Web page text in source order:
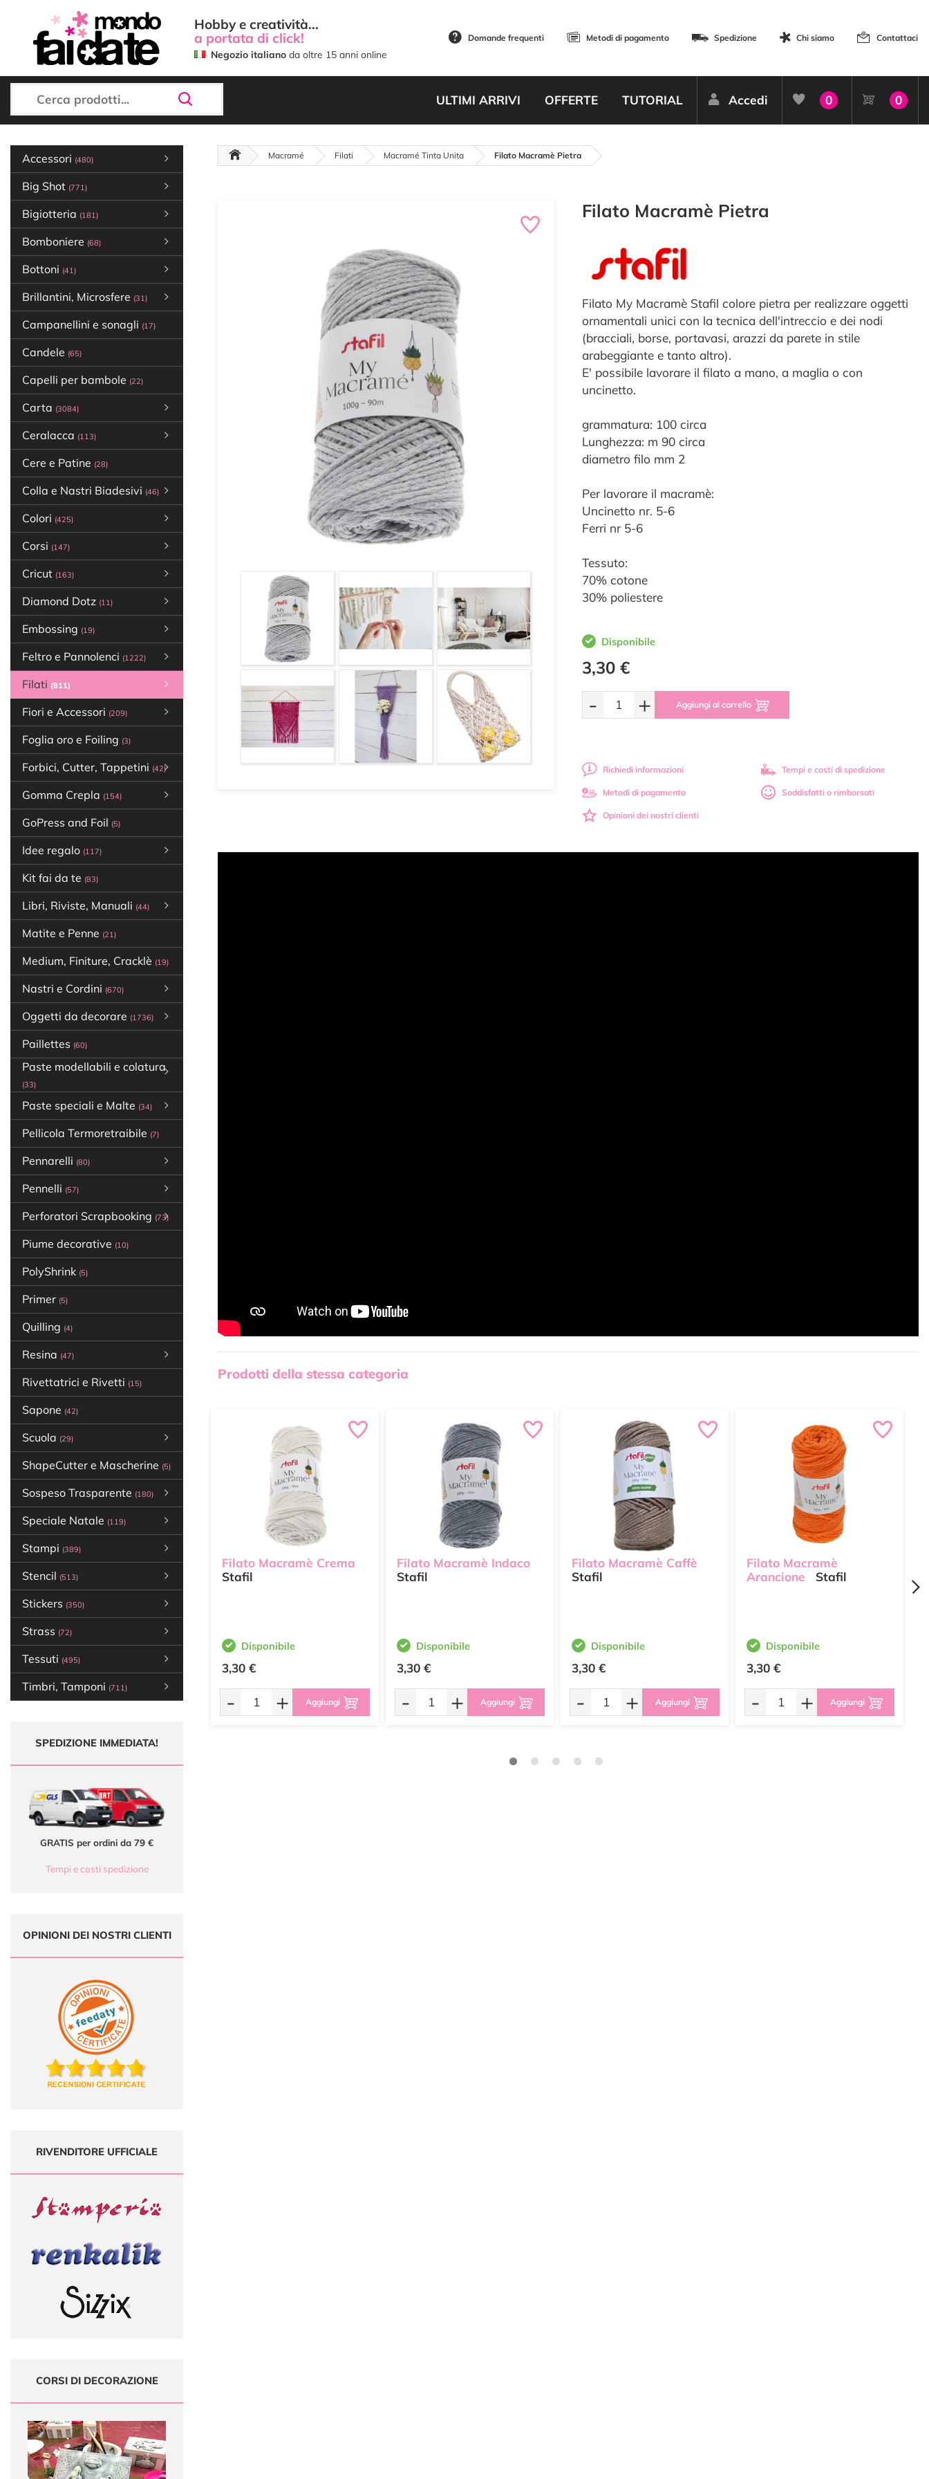
Hobby e creatività...
a portata di click!
Negozio italiano da oltre 15 anni online
Domande frequenti Metodi di pagamento Spedizione Chi siamo Contattaci
ULTIMI ARRIVI OFFERTE TUTORIAL Accedi 0 0
Accessori (480)
Big Shot (771)
Bigiotteria (181)
Bomboniere (68)
Bottoni (41)
Brillantini, Microsfere (31)
Campanellini e sonagli (17)
Candele (65)
Capelli per bambole (22)
Carta (3084)
Ceralacca (113)
Cere e Patine (28)
Colla e Nastri Biadesivi (46)
Colori (425)
Corsi (147)
Cricut (163)
Diamond Dotz (11)
Embossing (19)
Feltro e Pannolenci (1222)
Filati (811)
Fiori e Accessori (209)
Foglia oro e Foiling (3)
Forbici, Cutter, Tappetini (42)
Gomma Crepla (154)
GoPress and Foil (5)
Idee regalo (117)
Kit fai da te (83)
Libri, Riviste, Manuali (44)
Matite e Penne (21)
Medium, Finiture, Cracklè (19)
Nastri e Cordini (670)
Oggetti da decorare (1736)
Paillettes (60)
Paste modellabili e colatura
(33)
Paste speciali e Malte (34)
Pellicola Termoretraibile (7)
Pennarelli (80)
Pennelli (57)
Perforatori Scrapbooking (73)
Piume decorative (10)
PolyShrink (5)
Primer (5)
Quilling (4)
Resina (47)
Rivettatrici e Rivetti (15)
Sapone (42)
Scuola (29)
ShapeCutter e Mascherine (5)
Sospeso Trasparente (180)
Speciale Natale (119)
Stampi (389)
Stencil (513)
Stickers (350)
Strass (72)
Tessuti (495)
Timbri, Tamponi (711)
SPEDIZIONE IMMEDIATA!
GRATIS per ordini da 79 €
Tempi e costi spedizione
OPINIONI DEI NOSTRI CLIENTI
RIVENDITORE UFFICIALE
CORSI DI DECORAZIONE
Macramé Filati Macramé Tinta Unita Filato Macramè Pietra
Filato Macramè Pietra
Filato My Macramè Stafil colore pietra per realizzare oggetti
ornamentali unici con la tecnica dell'intreccio e dei nodi
(bracciali, borse, portavasi, arazzi da parete in stile
arabeggiante e tanto altro).
E' possibile lavorare il filato a mano, a maglia o con
uncinetto.
grammatura: 100 circa
Lunghezza: m 90 circa
diametro filo mm 2
Per lavorare il macramè:
Uncinetto nr. 5-6
Ferri nr 5-6
Tessuto:
70% cotone
30% poliestere
Disponibile
3,30 €
- + Aggiungi al carrello
Richiedi informazioni Tempi e costi di spedizione
Metodi di pagamento Soddisfatti o rimborsati
Opinioni dei nostri clienti
Prodotti della stessa categoria
Filato Macramè Crema
Stafil
Disponibile
3,30 €
- + Aggiungi
Filato Macramè Indaco
Stafil
Disponibile
3,30 €
- + Aggiungi
Filato Macramè Caffè
Stafil
Disponibile
3,30 €
- + Aggiungi
Filato Macramè
Arancione
Stafil
Disponibile
3,30 €
- + Aggiungi